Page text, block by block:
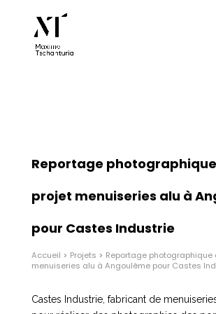
Reportage photographique
projet menuiseries alu à
pour Castes Industrie
Accueil > Projets > Reportage photographique
menuiseries alu à Angoulême pour Castes
Castes Industrie, fabricant de